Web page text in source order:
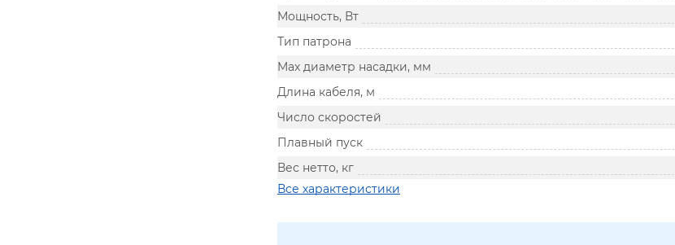
Мощность, Вт
Тип патрона
Max диаметр насадки, мм
Длина кабеля, м
Число скоростей
Плавный пуск
Вес нетто, кг
Все характеристики